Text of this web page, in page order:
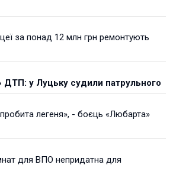
за понад 12 млн грн ремонтують
ДТП: у Луцьку судили патрульного
легеня», - боєць «Любарта»
для ВПО непридатна для